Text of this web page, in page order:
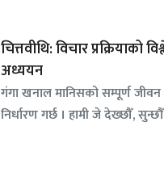
चित्तवीथि: विचार प्रक्रियाको
अध्ययन
गंगा खनाल मानिसको सम्पूर्ण
निर्धारण गर्छ । हामी जे देख्छौँ,